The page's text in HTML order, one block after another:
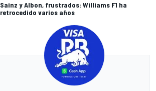
Sainz y Albon, frustrados: Williams F1 ha
retrocedido varios años